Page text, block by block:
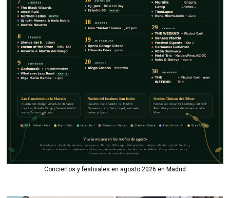
Conciertos y festivales en agosto 2026 en Madrid